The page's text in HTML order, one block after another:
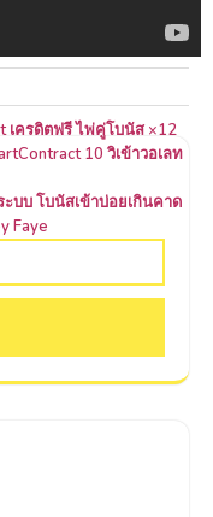
เครดิตฟรี ไพ่คู่โบนัส ×12
10 วิเข้าวอเลท
บบ โบนัสเข้าบ่อยเกินคาด
Faye